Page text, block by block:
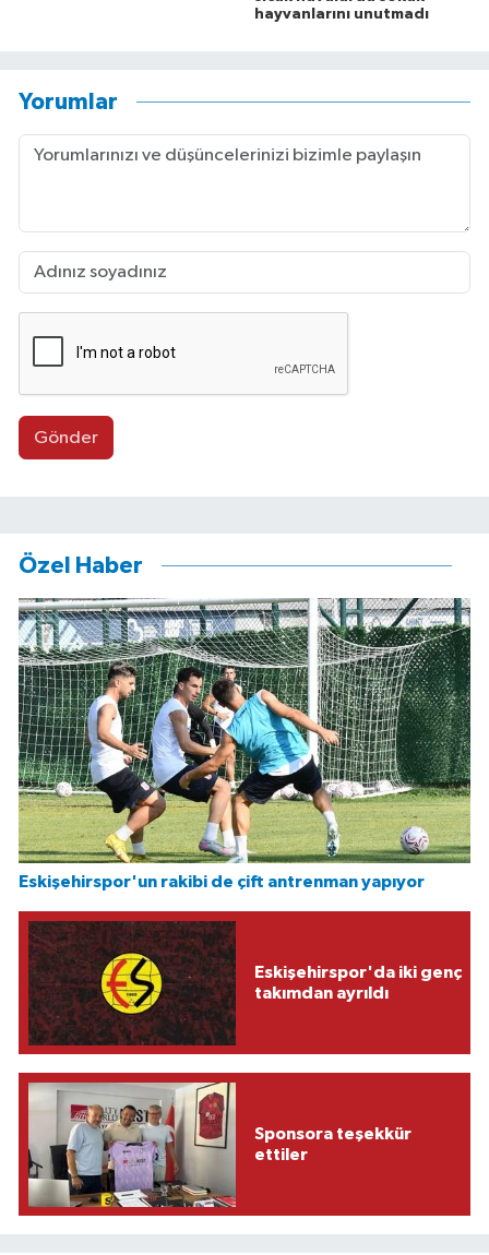
hayvanlarını unutmadı
Yorumlar
Gönder
Özel Haber
Eskişehirspor'un rakibi de çift antrenman yapıyor
Eskişehirspor'da iki genç
takımdan ayrıldı
Sponsora teşekkür
ettiler